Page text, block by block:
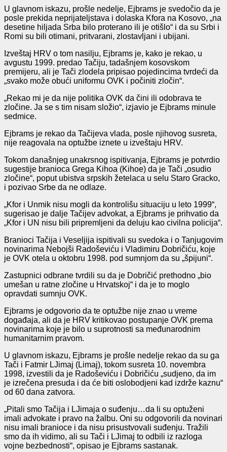
U glavnom iskazu, prošle nedelje, Ejbrams je svedočio da je
posle prekida neprijateljstava i dolaska Kfora na Kosovo, „na
desetine hiljada Srba bilo proterano ili je otišlo“ i da su Srbi i
Romi su bili otimani, pritvarani, zlostavljani i ubijani.
Izveštaj HRV o tom nasilju, Ejbrams je, kako je rekao, u
avgustu 1999. predao Tačiju, tadašnjem kosovskom
premijeru, ali je Tači zlodela pripisao pojedincima tvrdeći da
„svako može obući uniformu OVK i počiniti zločin“.
„Rekao mi je da nije politika OVK da čini ili odobrava te
zločine. Ja se s tim nisam složio“, izjavio je Ejbrams minule
sedmice.
Ejbrams je rekao da Tačijeva vlada, posle njihovog susreta,
nije reagovala na optužbe iznete u izveštaju HRV.
Tokom današnjeg unakrsnog ispitivanja, Ejbrams je potvrdio
sugestije branioca Grega Kihoa (Kihoe) da je Tači „osudio
zločine“, poput ubistva srpskih žetelaca u selu Staro Gracko,
i pozivao Srbe da ne odlaze.
„Kfor i Unmik nisu mogli da kontrolišu situaciju u leto 1999“,
sugerisao je dalje Tačijev advokat, a Ejbrams je prihvatio da
„Kfor i UN nisu bili pripremljeni da deluju kao civilna policija“.
Branioci Tačija i Veseljija ispitivali su svedoka i o Tanjugovim
novinarima Nebojši Radoševiću i Vladimiru Dobričiću, koje
je OVK otela u oktobru 1998. pod sumnjom da su „špijuni“.
Zastupnici odbrane tvrdili su da je Dobričić prethodno „bio
umešan u ratne zločine u Hrvatskoj“ i da je to moglo
opravdati sumnju OVK.
Ejbrams je odgovorio da te optužbe nije znao u vreme
događaja, ali da je HRV kritikovao postupanje OVK prema
novinarima koje je bilo u suprotnosti sa međunarodnim
humanitarnim pravom.
U glavnom iskazu, Ejbrams je prošle nedelje rekao da su ga
Tači i Fatmir LJimaj (Limaj), tokom susreta 10. novembra
1998, izvestili da je Radoševiću i Dobričiću „sudjeno, da im
je izrečena presuda i da će biti oslobodjeni kad izdrže kaznu“
od 60 dana zatvora.
„Pitali smo Tačija i LJimaja o suđenju…da li su optuženi
imali advokate i pravo na žalbu. Oni su odgovorili da novinari
nisu imali branioce i da nisu prisustvovali suđenju. Tražili
smo da ih vidimo, ali su Tači i LJimaj to odbili iz razloga
vojne bezbednosti“, opisao je Ejbrams sastanak.